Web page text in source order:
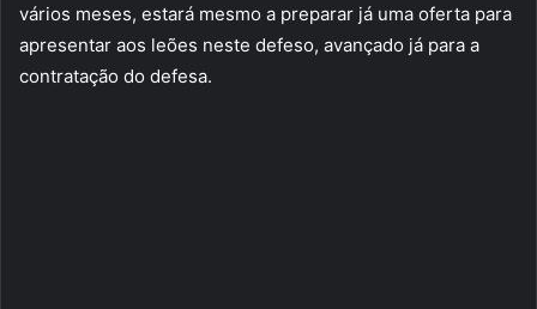
vários meses, estará mesmo a preparar já uma oferta para
apresentar aos leões neste defeso, avançado já para a
contratação do defesa.